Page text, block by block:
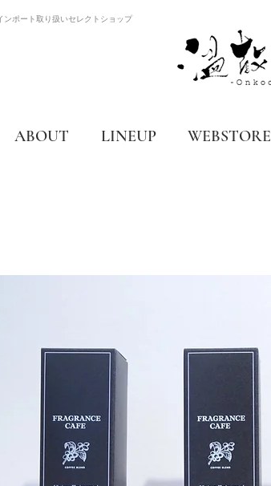
ンポート取り扱いセレクトショップ
ABOUT LINEUP WEBSTORE